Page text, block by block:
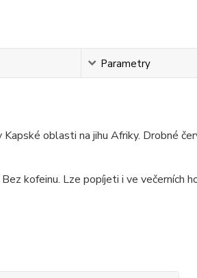
Parametry
oblasti na jihu Afriky. Drobné
kofeinu. Lze popíjeti i ve večerních